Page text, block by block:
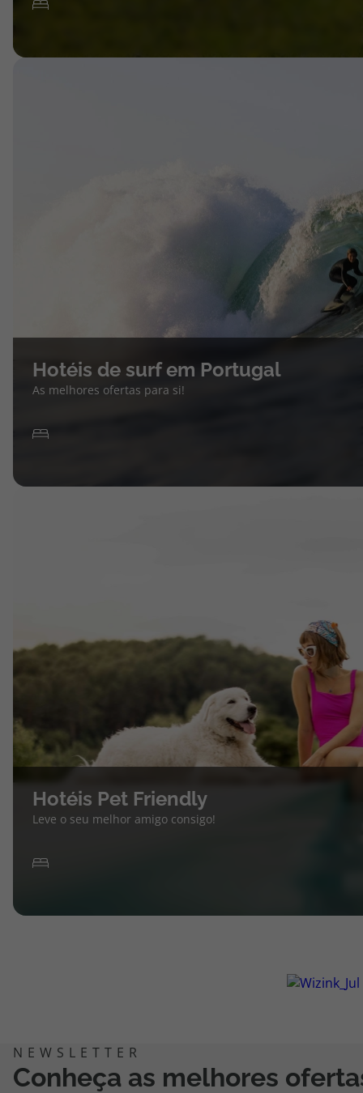
Hotéis de surf em Portugal
As melhores ofertas para si!
Hotéis Pet Friendly
Leve o seu melhor amigo consigo!
Conheça as melhores